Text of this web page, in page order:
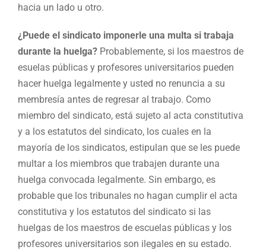
hacia un lado u otro.
¿Puede el sindicato imponerle una multa si trabaja
durante la huelga? Probablemente, si los maestros de
esuelas públicas y profesores universitarios pueden
hacer huelga legalmente y usted no renuncia a su
membresía antes de regresar al trabajo. Como
miembro del sindicato, está sujeto al acta constitutiva
y a los estatutos del sindicato, los cuales en la
mayoría de los sindicatos, estipulan que se les puede
multar a los miembros que trabajen durante una
huelga convocada legalmente. Sin embargo, es
probable que los tribunales no hagan cumplir el acta
constitutiva y los estatutos del sindicato si las
huelgas de los maestros de escuelas públicas y los
profesores universitarios son ilegales en su estado.